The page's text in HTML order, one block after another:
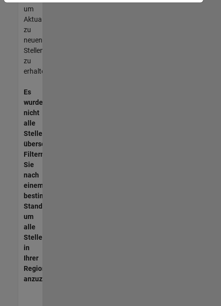
um
Aktualisierungen
zu
neuen
Stellenangeboten
zu
erhalten.
Es
wurden
nicht
alle
Stellen
übersetzt.
Filtern
Sie
nach
einem
bestimmten
Standort,
um
alle
Stellenangebote
in
Ihrer
Region
anzuzeigen.